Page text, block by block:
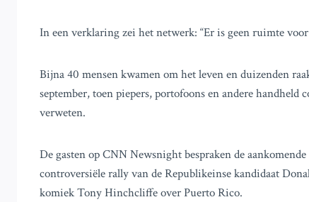
In een verklaring zei het netwerk: “Er is geen ruimte
Bijna 40 mensen kwamen om het leven en duizenden
september, toen piepers, portofoons en andere
verweten.
De gasten op CNN Newsnight bespraken de
controversiële rally van de Republikeinse kandidaat
komiek Tony Hinchcliffe over Puerto Rico.